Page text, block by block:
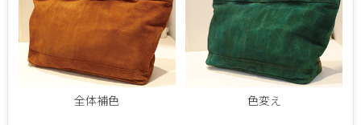
全体補色 色変え